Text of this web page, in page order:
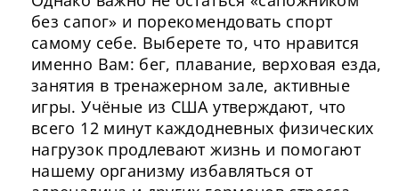
без сапог» и порекомендовать спорт
самому себе. Выберете то, что нравится
именно Вам: бег, плавание, верховая езда,
занятия в тренажерном зале, активные
игры. Учёные из США утверждают, что
всего 12 минут каждодневных физических
нагрузок продлевают жизнь и помогают
нашему организму избавляться от